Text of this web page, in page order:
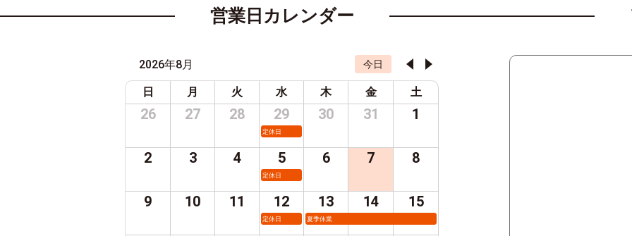
営業日カレンダー
2026年8月 今日
日 月 火 水 木 金 土
26 27 28 29
定休日
30 31 1
2 3 4 5
定休日
6 7 8
9 10 11 12
定休日
13
夏季休業
14 15